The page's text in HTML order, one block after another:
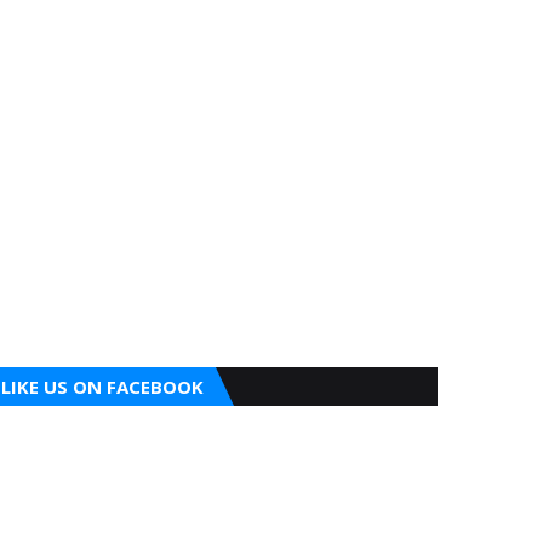
LIKE US ON FACEBOOK